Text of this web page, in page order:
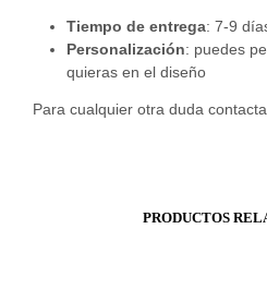
Tiempo de entrega: 7-9
Personalización: puedes
quieras en el diseño
Para cualquier otra duda
PRODUCTOS